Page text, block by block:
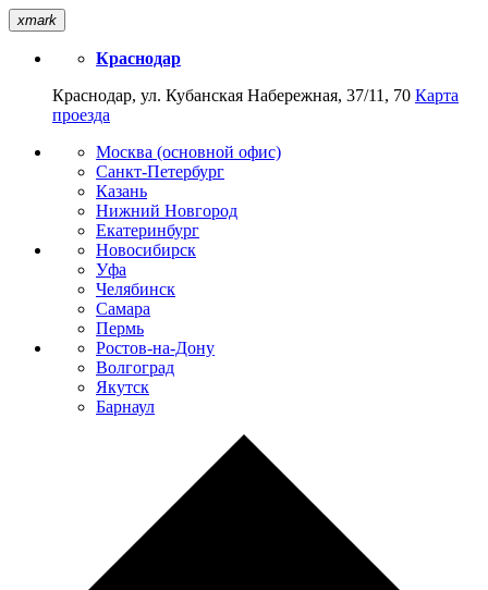
xmark
Краснодар
Краснодар, ул. Кубанская Набережная, 37/11, 70 Карта
проезда
Москва (основной офис)
Санкт-Петербург
Казань
Нижний Новгород
Екатеринбург
Новосибирск
Уфа
Челябинск
Самара
Пермь
Ростов-на-Дону
Волгоград
Якутск
Барнаул